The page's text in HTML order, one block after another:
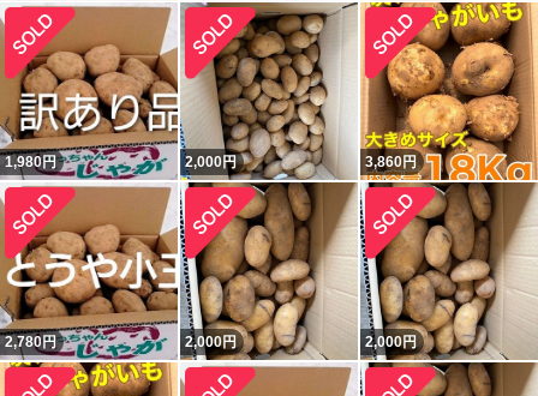
1,980円 2,000円 3,860円
2,780円 2,000円 2,000円